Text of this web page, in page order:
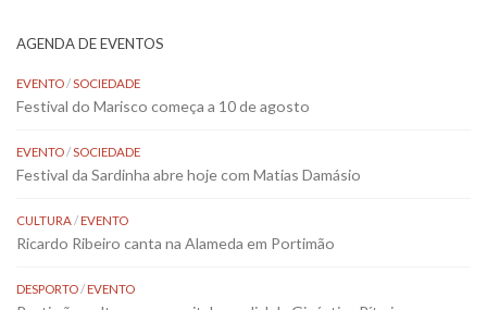
AGENDA DE EVENTOS
EVENTO/SOCIEDADE
Festival do Marisco começa a 10 de agosto
EVENTO/SOCIEDADE
Festival da Sardinha abre hoje com Matias Damásio
CULTURA/EVENTO
Ricardo Ribeiro canta na Alameda em Portimão
DESPORTO/EVENTO